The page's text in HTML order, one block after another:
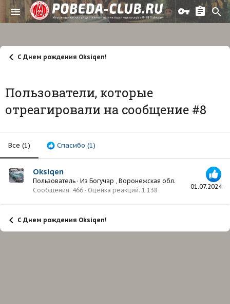
С Днем рождения Oksiqen!
Пользователи, которые
отреагировали на сообщение #8
Все (1) Спасибо (1)
01.07.2024
Oksiqen
Пользователь · Из Богучар , Воронежская обл.
Сообщения 466 Оценка реакций 1 138
С Днем рождения Oksiqen!